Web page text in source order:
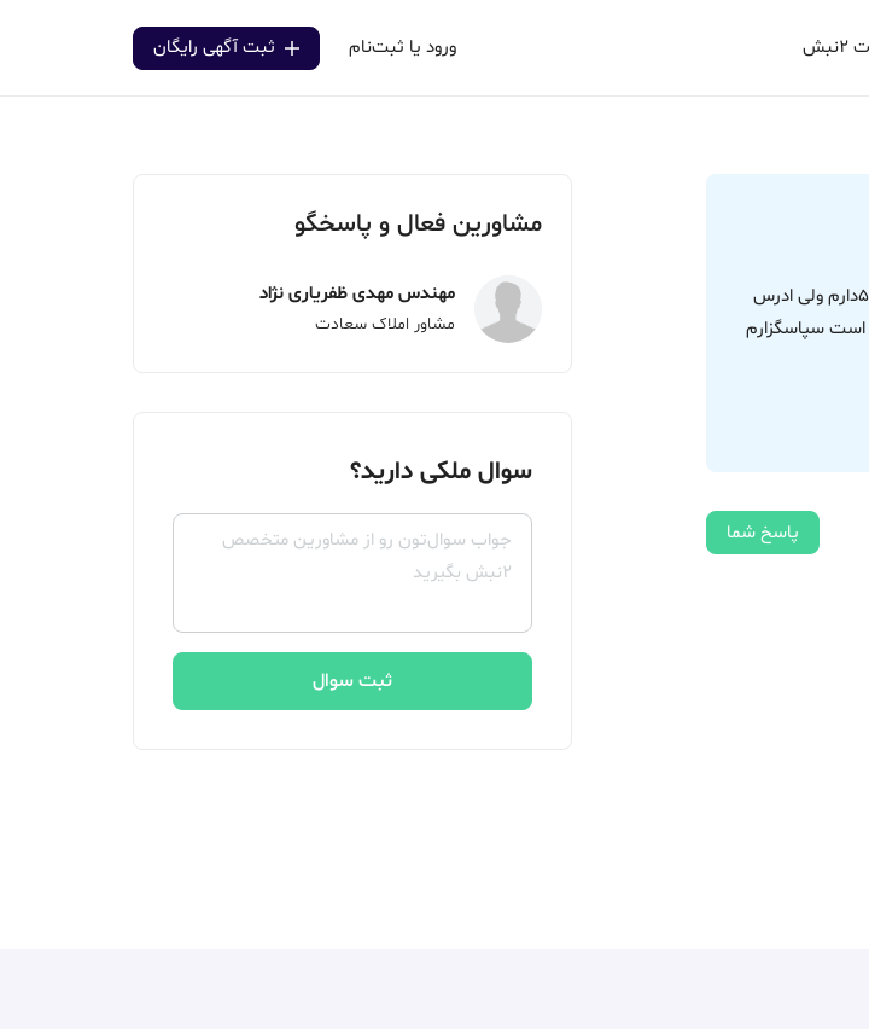
ورود یا ثبت‌نام ثبت آگهی رایگان
سلام من یک زمین مزروعی سند شش دانگ واقع در محدوده دیزباد ازفرعی 4بخش5دارم ولی ادرس
است سپاسگزارم
پاسخ شما
مشاورین فعال و پاسخگو
مهندس مهدی ظفریاری نژاد
مشاور املاک سعادت
سوال ملکی دارید؟
ثبت سوال